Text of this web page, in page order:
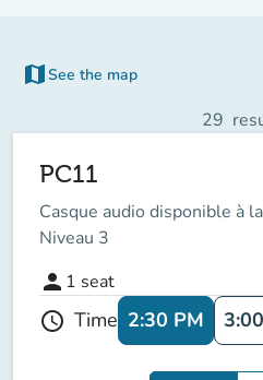
map See the map
(new tab)
29
PC11
Casque audio disponible à
Niveau 3
person 1 seat
schedule Time 2:30 PM